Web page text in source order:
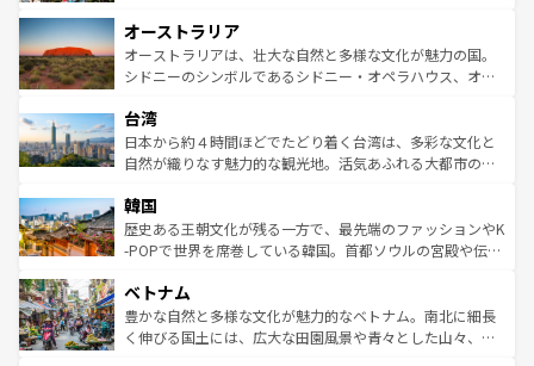
部のニューオーリンズでは、音楽と美食が融合した独特の
文化が魅力。旅行者はアメリカの各地域で異なる魅力を楽
しみながら、その多様性と豊かな歴史を感じることができ
ならではの贅沢な旅のスタイルだ。 なお、新着のアメリカ
情報はコンテンツ一覧を参照してほしい。
ワイ島は見逃せない。また、定番の観光地といえばオアフ
島だが、静かな自然を求めるならマウイ島やカウアイ島が
おすすめ。エメラルドグリーンに輝く海をはじめ、豊かな
れるおもてなしの心で訪れる人々を迎えてくれるハワイの
人々、おいしいローカルフードやハワイアンミュージッ
ク、伝統的なフラダンスなど、すべてがハワイの魅力を彩
ワイを、存分に味わってほしい。 なお、新着のハワイ情報
はコンテンツ一覧を参照してほしい。
オーストラリア
オーストラリアは、壮大な自然と多様な文化が魅力の国。
シドニーのシンボルであるシドニー・オペラハウス、オー
リアリーフや大陸中央部にそびえるウルル（エアーズロッ
ク）、タスマニアの美しい原生林やケアンズの熱帯雨林な
ど、見どころがたくさん。また、カフェやワイン、オージ
いる。アクティビティも充実しており、サーフィンやダイ
ビング、ハイキングなど、アウトドア好きにはたまらな
い。オーストラリアの多彩な魅力を存分に味わいつくそ
参照してほしい。
台湾
日本から約４時間ほどでたどり着く台湾は、多彩な文化と
自然が織りなす魅力的な観光地。活気あふれる大都市の台
ン）、静ひつな山岳地帯である台湾東部など、都市の喧騒
と山間の静けさが共存しており、訪れる人に新しい発見と
驚きをもたらしてくれる。また、奥深い台湾の食文化も魅
容にもいいと評判のスイーツなど、バラエティ豊かな料理
が味わえる。 なお、新着の台湾情報は コンテンツ一覧を参
照してほしい。
韓国
歴史ある王朝文化が残る一方で、最先端のファッションやK
-POPで世界を席巻している韓国。首都ソウルの宮殿や伝統
き、地方に足を延ばせば四季折々の自然美を楽しむことが
できる。そして、キムチや焼肉、絶品のストリートフード
まで、さまざまな韓国料理が待っている。夜には、韓国な
ベトナム
豊かな自然と多様な文化が魅力的なベトナム。南北に細長
く伸びる国土には、広大な田園風景や青々とした山々、世